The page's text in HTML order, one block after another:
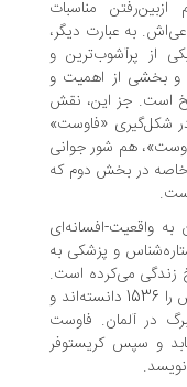
مناسبات
عبارت دیگر،
و
از اهمیت و
جز این، نقش
«فاوست»
هم شور جوانی
بخش دوم که
افسانه‌ای
و پزشکی به
می‌کرده است.
سال تولد او را حدود 1470 میلادی و سال مرگش را 1536 دانسته‌اند و
آلمان. فاوست
کریستوفر